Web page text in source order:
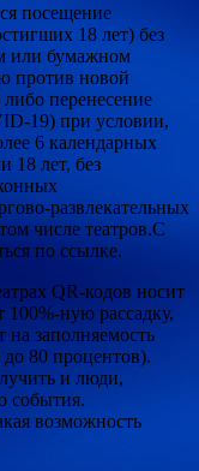
посещение
18 лет) без
или бумажном
против новой
перенесение
19) при условии,
6 календарных
18 лет, без
развлекательных
числе театров.С
по ссылке.
QR-кодов носит
100%-ную рассадку,
на заполняемость
80 процентов).
и люди,
события.
возможность